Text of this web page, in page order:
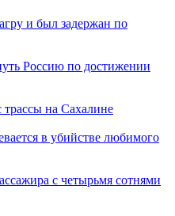
и был задержан по
Россию по достижении
на Сахалине
в убийстве любимого
с четырьмя сотнями